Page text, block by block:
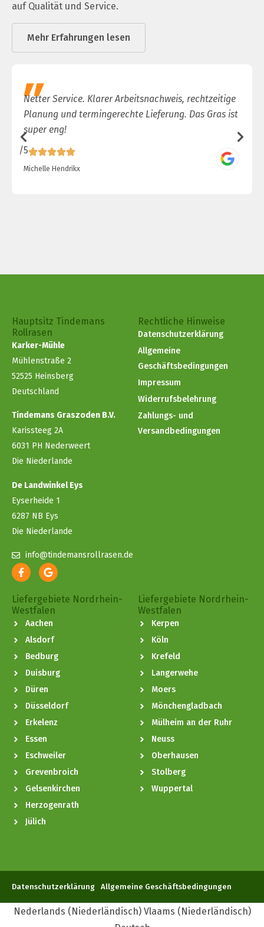
auf Qualität und Service.
Mehr Erfahrungen lesen
Netter Service. Klarer Arbeitsnachweis, rechtzeitige
Planung und termingerechte Lieferung. Das Gras ist
super eng!
/5
Michelle Hendrikx
Hauptsitz Tindemans
Rollrasen
Karker-Mühle
Mühlenstraße 2
52525 Heinsberg
Deutschland
Tindemans Graszoden B.V.
Karissteeg 2A
6031 PH Nederweert
Die Niederlande
De Landwinkel Eys
Eyserheide 1
6287 NB Eys
Die Niederlande
info@tindemansrollrasen.de
Rechtliche Hinweise
Datenschutzerklärung
Allgemeine
Geschäftsbedingungen
Impressum
Widerrufsbelehrung
Zahlungs- und
Versandbedingungen
Liefergebiete Nordrhein-
Westfalen
Aachen
Alsdorf
Bedburg
Duisburg
Düren
Düsseldorf
Erkelenz
Essen
Eschweiler
Grevenbroich
Gelsenkirchen
Herzogenrath
Jülich
Liefergebiete Nordrhein-
Westfalen
Kerpen
Köln
Krefeld
Langerwehe
Moers
Mönchengladbach
Mülheim an der Ruhr
Neuss
Oberhausen
Stolberg
Wuppertal
Datenschutzerklärung Allgemeine Geschäftsbedingungen
Nederlands (Niederländisch) Vlaams (Niederländisch)